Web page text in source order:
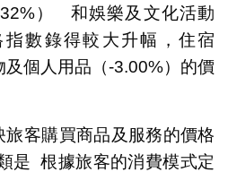
） 和娛樂及文化活動
指數錄得較大升幅，住宿
個人用品（-3.00%）的價
客購買商品及服務的價格
是 根據旅客的消費模式定